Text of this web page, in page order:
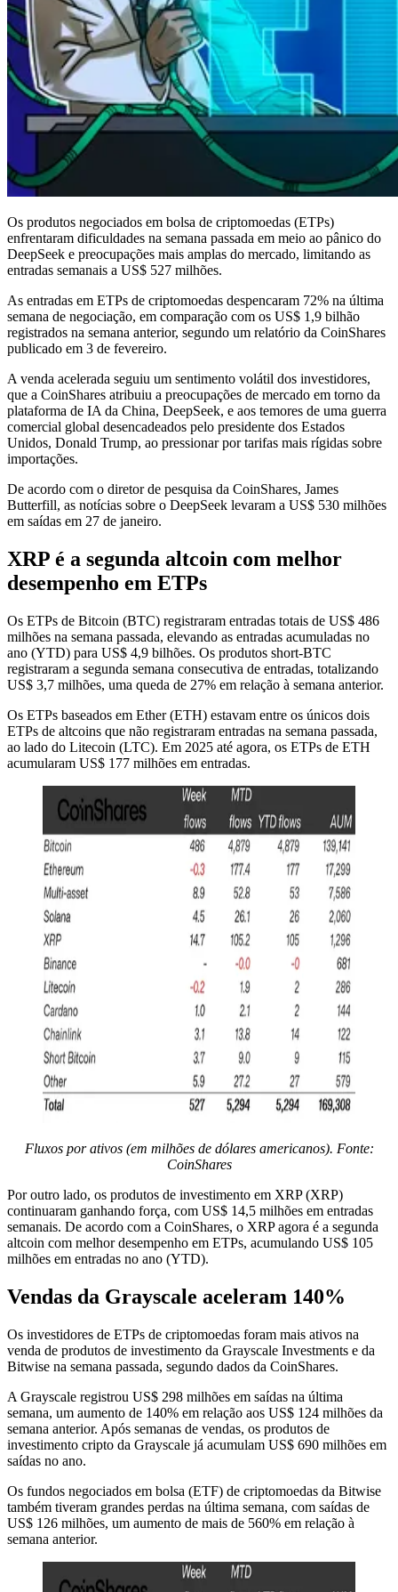
Os produtos negociados em bolsa de criptomoedas (ETPs)
enfrentaram dificuldades na semana passada em meio ao pânico do
DeepSeek e preocupações mais amplas do mercado, limitando as
entradas semanais a US$ 527 milhões.
As entradas em ETPs de criptomoedas despencaram 72% na última
semana de negociação, em comparação com os US$ 1,9 bilhão
registrados na semana anterior, segundo um relatório da CoinShares
publicado em 3 de fevereiro.
A venda acelerada seguiu um sentimento volátil dos investidores,
que a CoinShares atribuiu a preocupações de mercado em torno da
plataforma de IA da China, DeepSeek, e aos temores de uma guerra
comercial global desencadeados pelo presidente dos Estados
Unidos, Donald Trump, ao pressionar por tarifas mais rígidas sobre
importações.
De acordo com o diretor de pesquisa da CoinShares, James
Butterfill, as notícias sobre o DeepSeek levaram a US$ 530 milhões
em saídas em 27 de janeiro.
XRP é a segunda altcoin com melhor
desempenho em ETPs
Os ETPs de Bitcoin (BTC) registraram entradas totais de US$ 486
milhões na semana passada, elevando as entradas acumuladas no
ano (YTD) para US$ 4,9 bilhões. Os produtos short-BTC
registraram a segunda semana consecutiva de entradas, totalizando
US$ 3,7 milhões, uma queda de 27% em relação à semana anterior.
Os ETPs baseados em Ether (ETH) estavam entre os únicos dois
ETPs de altcoins que não registraram entradas na semana passada,
ao lado do Litecoin (LTC). Em 2025 até agora, os ETPs de ETH
acumularam US$ 177 milhões em entradas.
Fluxos por ativos (em milhões de dólares americanos). Fonte:
CoinShares
Por outro lado, os produtos de investimento em XRP (XRP)
continuaram ganhando força, com US$ 14,5 milhões em entradas
semanais. De acordo com a CoinShares, o XRP agora é a segunda
altcoin com melhor desempenho em ETPs, acumulando US$ 105
milhões em entradas no ano (YTD).
Vendas da Grayscale aceleram 140%
Os investidores de ETPs de criptomoedas foram mais ativos na
venda de produtos de investimento da Grayscale Investments e da
Bitwise na semana passada, segundo dados da CoinShares.
A Grayscale registrou US$ 298 milhões em saídas na última
semana, um aumento de 140% em relação aos US$ 124 milhões da
semana anterior. Após semanas de vendas, os produtos de
investimento cripto da Grayscale já acumulam US$ 690 milhões em
saídas no ano.
Os fundos negociados em bolsa (ETF) de criptomoedas da Bitwise
também tiveram grandes perdas na última semana, com saídas de
US$ 126 milhões, um aumento de mais de 560% em relação à
semana anterior.